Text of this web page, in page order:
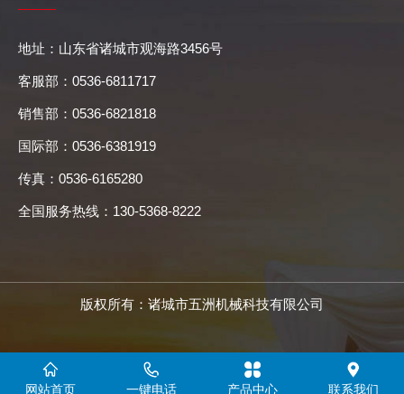
地址：山东省诸城市观海路3456号
客服部：0536-6811717
销售部：0536-6821818
国际部：0536-6381919
传真：0536-6165280
全国服务热线：130-5368-8222
版权所有：诸城市五洲机械科技有限公司
网站首页 一键电话 产品中心 联系我们